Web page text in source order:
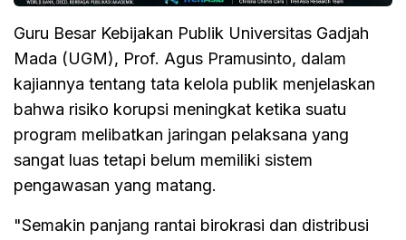
Guru Besar Kebijakan Publik Universitas Gadjah
Mada (UGM), Prof. Agus Pramusinto, dalam
kajiannya tentang tata kelola publik menjelaskan
bahwa risiko korupsi meningkat ketika suatu
program melibatkan jaringan pelaksana yang
sangat luas tetapi belum memiliki sistem
pengawasan yang matang.
"Semakin panjang rantai birokrasi dan distribusi